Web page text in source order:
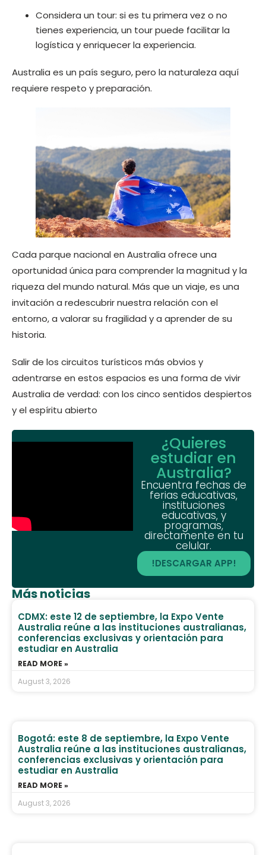
Considera un tour: si es tu primera vez o no
tienes experiencia, un tour puede facilitar la
logística y enriquecer la experiencia.
Australia es un país seguro, pero la naturaleza aquí
requiere respeto y preparación.
Cada parque nacional en Australia ofrece una
oportunidad única para comprender la magnitud y la
riqueza del mundo natural. Más que un viaje, es una
invitación a redescubrir nuestra relación con el
entorno, a valorar su fragilidad y a aprender de su
historia.
Salir de los circuitos turísticos más obvios y
adentrarse en estos espacios es una forma de vivir
Australia de verdad: con los cinco sentidos despiertos
y el espíritu abierto
¿Quieres
estudiar en
Australia?
Encuentra fechas de
ferias educativas,
instituciones
educativas, y
programas,
directamente en tu
celular.
!DESCARGAR APP!
Más noticias
CDMX: este 12 de septiembre, la Expo Vente
Australia reúne a las instituciones australianas,
conferencias exclusivas y orientación para
estudiar en Australia
READ MORE »
August 3, 2026
Bogotá: este 8 de septiembre, la Expo Vente
Australia reúne a las instituciones australianas,
conferencias exclusivas y orientación para
estudiar en Australia
READ MORE »
August 3, 2026